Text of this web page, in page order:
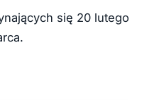
się 20 lutego